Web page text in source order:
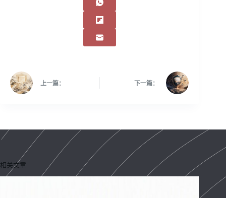
上一篇： 下一篇：
相关文章